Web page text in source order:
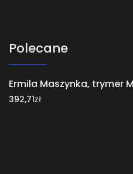
Polecane
Ermila Maszynka, trymer
392,71zł